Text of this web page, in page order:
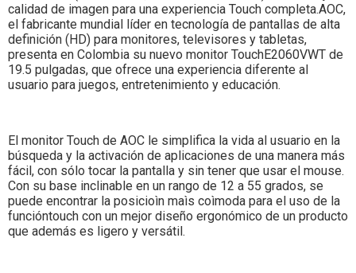
calidad de imagen para una experiencia Touch completa.AOC,
el fabricante mundial líder en tecnología de pantallas de alta
definición (HD) para monitores, televisores y tabletas,
presenta en Colombia su nuevo monitor TouchE2060VWT de
19.5 pulgadas, que ofrece una experiencia diferente al
usuario para juegos, entretenimiento y educación.
El monitor Touch de AOC le simplifica la vida al usuario en la
búsqueda y la activación de aplicaciones de una manera más
fácil, con sólo tocar la pantalla y sin tener que usar el mouse.
Con su base inclinable en un rango de 12 a 55 grados, se
puede encontrar la posicioìn maìs coìmoda para el uso de la
funcióntouch con un mejor diseño ergonómico de un producto
que además es ligero y versátil.